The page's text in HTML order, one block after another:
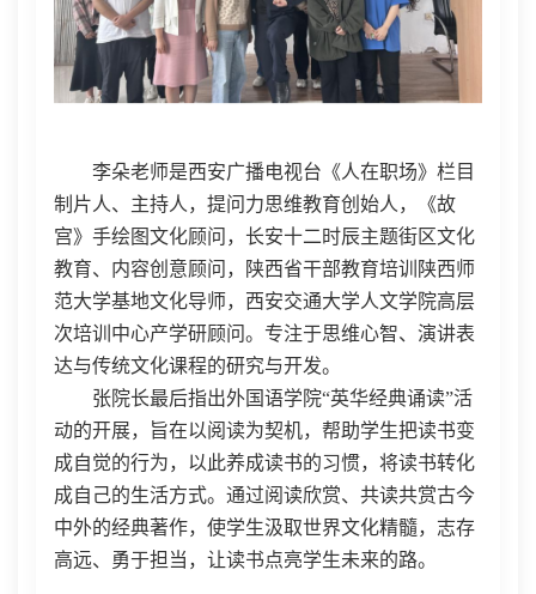
李朵老师是西安广播电视台《人在职场》栏目
制片人、主持人，提问力思维教育创始人，《故
宫》手绘图文化顾问，长安十二时辰主题街区文化
教育、内容创意顾问，陕西省干部教育培训陕西师
范大学基地文化导师，西安交通大学人文学院高层
次培训中心产学研顾问。专注于思维心智、演讲表
达与传统文化课程的研究与开发。
张院长最后指出外国语学院“英华经典诵读”活
动的开展，旨在以阅读为契机， 帮助学生把读书变
成自觉的行为， 以此养成读书的习惯，将读书转化
成自己的生活方式。 通过阅读欣赏、共读共赏古今
中外的经典著作，使学生汲取世界文化精髓，志存
高远、勇于担当， 让读书点亮学生未来的路。